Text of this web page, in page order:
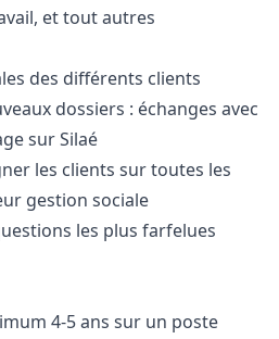
et tout autres
des différents clients
dossiers : échanges avec
sur Silaé
les clients sur toutes les
gestion sociale
les plus farfelues
4-5 ans sur un poste